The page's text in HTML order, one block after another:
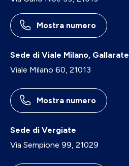
Mostra numero
Sede di Viale Milano, Gallarate
Viale Milano 60, 21013
Mostra numero
Sede di Vergiate
Via Sempione 99, 21029